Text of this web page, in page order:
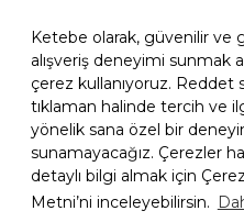
Ketebe olarak, güvenilir ve
alışveriş deneyimi sunmak
çerez kullanıyoruz. Reddet
tıklaman halinde tercih ve
yönelik sana özel bir
sunamayacağız. Çerezler
detaylı bilgi almak için
Metni’ni inceleyebilirsin.